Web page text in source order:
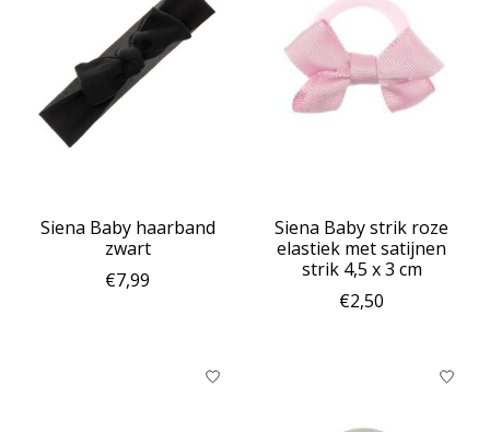
Siena Baby haarband
zwart
€7,99
Siena Baby strik roze
elastiek met satijnen
strik 4,5 x 3 cm
€2,50